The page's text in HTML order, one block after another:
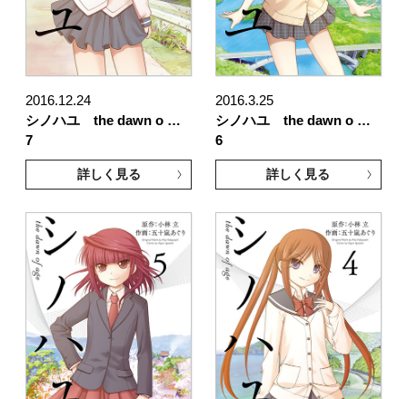
2016.12.24
シノハユ the dawn o …
7
詳しく見る
2016.3.25
シノハユ the dawn o …
6
詳しく見る